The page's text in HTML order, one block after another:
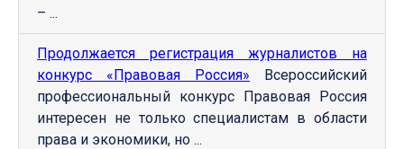
– ...
Продолжается регистрация журналистов на
конкурс «Правовая Россия» Всероссийский
профессиональный конкурс Правовая Россия
интересен не только специалистам в области
права и экономики, но ...